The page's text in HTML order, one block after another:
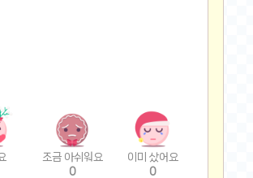
조금 아쉬워요
0
이미 샀어요
0